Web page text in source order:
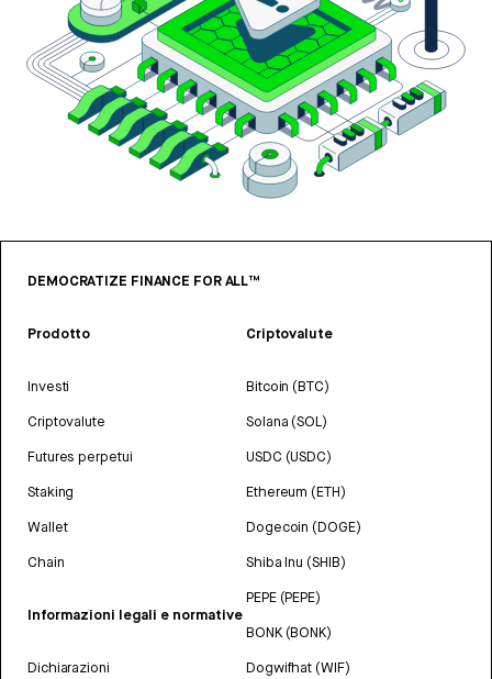
DEMOCRATIZE FINANCE FOR ALL™
Prodotto
Investi
Criptovalute
Futures perpetui
Staking
Wallet
Chain
Informazioni legali e normative
Dichiarazioni
Criptovalute
Bitcoin (BTC)
Solana (SOL)
USDC (USDC)
Ethereum (ETH)
Dogecoin (DOGE)
Shiba Inu (SHIB)
PEPE (PEPE)
BONK (BONK)
Dogwifhat (WIF)